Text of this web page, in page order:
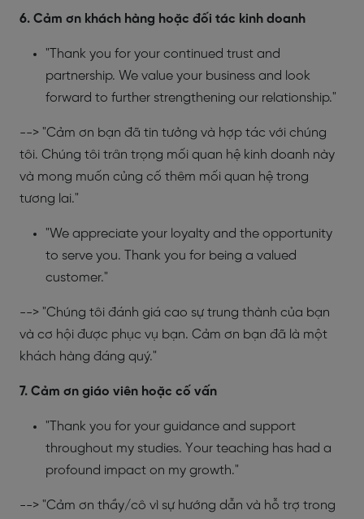
6. Cảm ơn khách hàng hoặc đối tác kinh doanh
"Thank you for your continued trust and
partnership. We value your business and look
forward to further strengthening our relationship."
--> "Cảm ơn bạn đã tin tưởng và hợp tác với chúng
tôi. Chúng tôi trân trọng mối quan hệ kinh doanh này
và mong muốn củng cố thêm mối quan hệ trong
tương lai."
"We appreciate your loyalty and the opportunity
to serve you. Thank you for being a valued
customer."
--> "Chúng tôi đánh giá cao sự trung thành của bạn
và cơ hội được phục vụ bạn. Cảm ơn bạn đã là một
khách hàng đáng quý."
7. Cảm ơn giáo viên hoặc cố vấn
"Thank you for your guidance and support
throughout my studies. Your teaching has had a
profound impact on my growth."
--> "Cảm ơn thầy/cô vì sự hướng dẫn và hỗ trợ trong